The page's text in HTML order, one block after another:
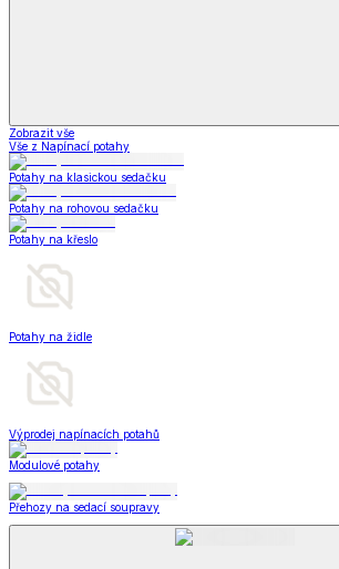
Zobrazit vše
Vše z Napínací potahy
Potahy na klasickou sedačku
Potahy na rohovou sedačku
Potahy na křeslo
Potahy na židle
Výprodej napínacích potahů
Modulové potahy
Přehozy na sedací soupravy